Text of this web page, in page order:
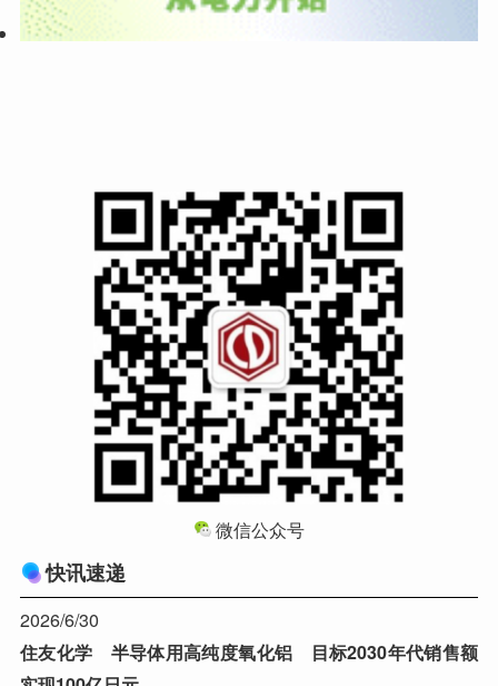
微信公众号
快讯速递
2026/6/30
住友化学 半导体用高纯度氧化铝 目标2030年代销售额